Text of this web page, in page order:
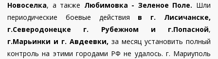
Новоселка, а также Любимовка - Зеленое Поле. Шли
периодические боевые действия в г. Лисичанске,
г.Северодонецке г. Рубежном и
г.Попасной,
г.Марьинки и г. Авдеевки, за месяц установить полный
контроль на этими городами РФ не удалось. г. Мариуполь